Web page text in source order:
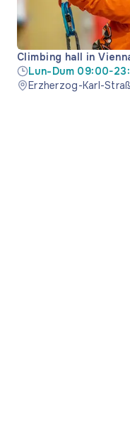
Climbing hall in
Lun-Dum 09:00-
Erzherzog-Karl-